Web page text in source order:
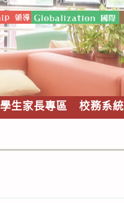
學生家長專區 校務系統